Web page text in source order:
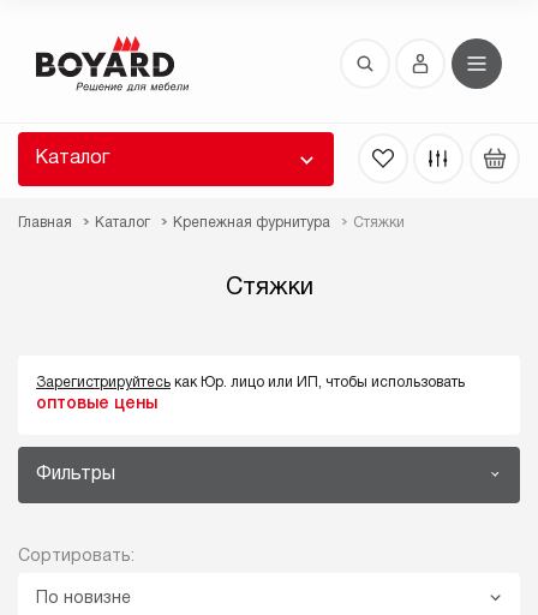
Каталог
Главная Каталог Крепежная фурнитура Стяжки
Стяжки
Зарегистрируйтесь как Юр. лицо или ИП, чтобы использовать
оптовые цены
Фильтры
Сортировать:
По новизне
Восстановление пароля
высланы вам по E-Mail.
ссылку для восстановления